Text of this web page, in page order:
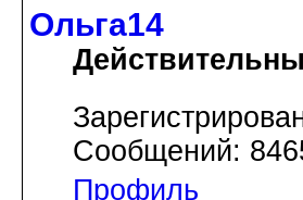
Ольга14
Сообщений:
Профиль